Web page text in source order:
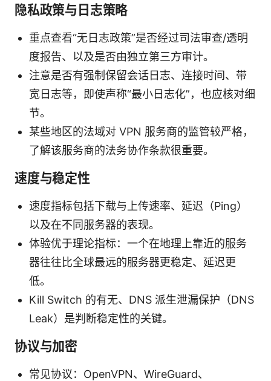
隐私政策与日志策略
重点查看“无日志政策”是否经过司法审查/透明
度报告、以及是否由独立第三方审计。
注意是否有强制保留会话日志、连接时间、带
宽日志等，即使声称“最小日志化”，也应核对细
节。
某些地区的法域对 VPN 服务商的监管较严格，
了解该服务商的法务协作条款很重要。
速度与稳定性
速度指标包括下载与上传速率、延迟（Ping）
以及在不同服务器的表现。
体验优于理论指标：一个在地理上靠近的服务
器往往比全球最远的服务器更稳定、延迟更
低。
Kill Switch 的有无、DNS 派生泄漏保护（DNS
Leak）是判断稳定性的关键。
协议与加密
常见协议：OpenVPN、WireGuard、